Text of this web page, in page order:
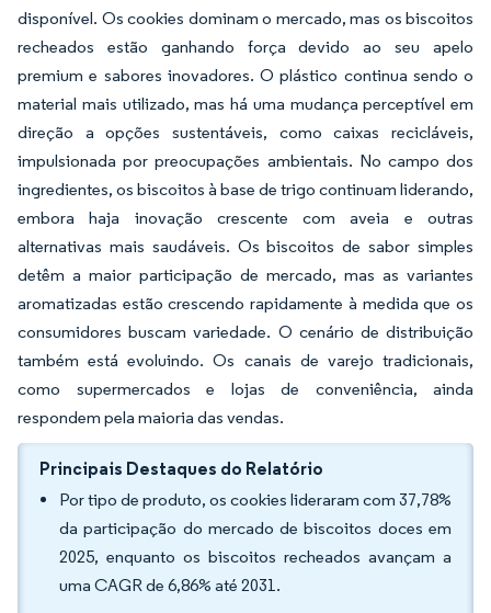
disponível. Os cookies dominam o mercado, mas os biscoitos
recheados estão ganhando força devido ao seu apelo
premium e sabores inovadores. O plástico continua sendo o
material mais utilizado, mas há uma mudança perceptível em
direção a opções sustentáveis, como caixas recicláveis,
impulsionada por preocupações ambientais. No campo dos
ingredientes, os biscoitos à base de trigo continuam liderando,
embora haja inovação crescente com aveia e outras
alternativas mais saudáveis. Os biscoitos de sabor simples
detêm a maior participação de mercado, mas as variantes
aromatizadas estão crescendo rapidamente à medida que os
consumidores buscam variedade. O cenário de distribuição
também está evoluindo. Os canais de varejo tradicionais,
como supermercados e lojas de conveniência, ainda
respondem pela maioria das vendas.
Principais Destaques do Relatório
Por tipo de produto, os cookies lideraram com 37,78%
da participação do mercado de biscoitos doces em
2025, enquanto os biscoitos recheados avançam a
uma CAGR de 6,86% até 2031.